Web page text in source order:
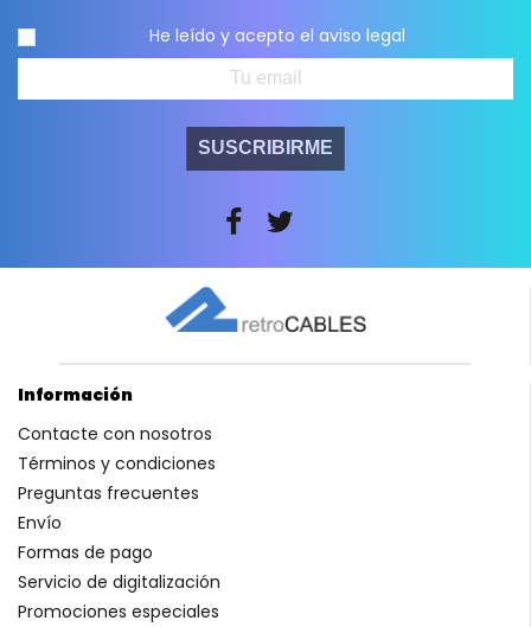
He leído y acepto el aviso legal
SUSCRIBIRME
Información
Contacte con nosotros
Términos y condiciones
Preguntas frecuentes
Envío
Formas de pago
Servicio de digitalización
Promociones especiales